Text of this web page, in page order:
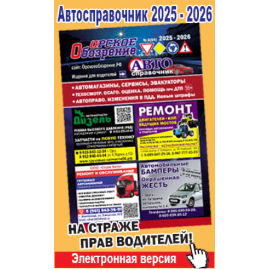
Строительство и ремонт
Авто и мото
Рестораны, кафе, бары
Развлечения и отдых
Спорт Фитнес
Недвижимость
Красота Косметология
Телекоммуникации и связь
Торговля
Бизнес и финансы
Юристы, Экспертиза, Страхование
Ремонт
Социальные организации
Это интересно
Администрация
Популярное →
Строительство и ремонт